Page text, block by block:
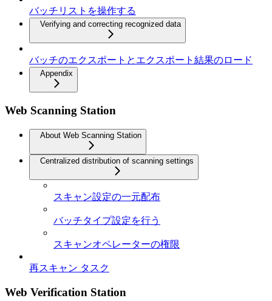
バッチリストを操作する
Verifying and correcting recognized data
バッチのエクスポートとエクスポート結果のロード
Appendix
Web Scanning Station
About Web Scanning Station
Centralized distribution of scanning settings
スキャン設定の一元配布
バッチタイプ設定を行う
スキャンオペレーターの権限
再スキャン タスク
Web Verification Station